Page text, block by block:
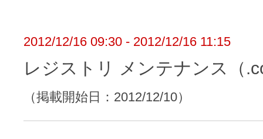
登録情報変更
ドメインの登録/更新/移管料金
中古ドメインのSEO効果は？
必要なのはアイディアだけ！ 専門
も、AIにまかせてホームページを簡
AIホームページパック
レンタルDNS/セカンダリDNS
DNS管理サービス
お名前.com Naviご利用ガイ
サーバー設定のご案内
2012/12/16 09:30 - 2012/12/16 11:15
レジストリ メンテナンス（
（掲載開始日：2012/12/10）